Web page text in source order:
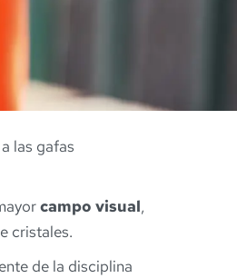
las gafas
campo visual,
cristales.
de la disciplina